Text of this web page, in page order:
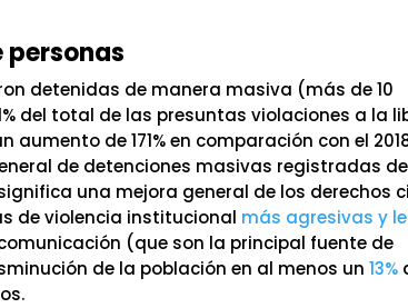
personas
detenidas de manera masiva (más de 10
del total de las presuntas violaciones a la
de 171% en comparación con el
de detenciones masivas registradas
una mejora general de los derechos
de violencia institucional más agresivas y
(que son la principal fuente de
de la población en al menos un13%